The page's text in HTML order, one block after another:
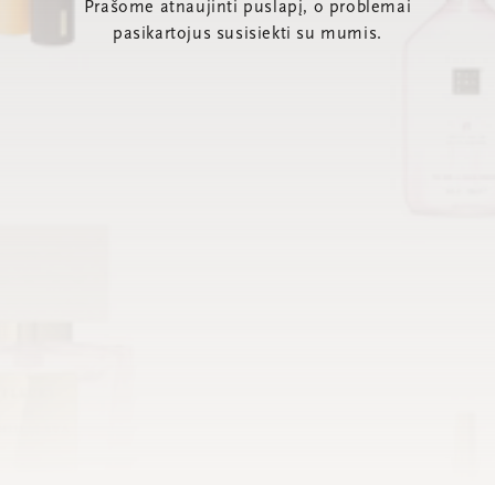
Prašome atnaujinti puslapį, o problemai
pasikartojus susisiekti su mumis.